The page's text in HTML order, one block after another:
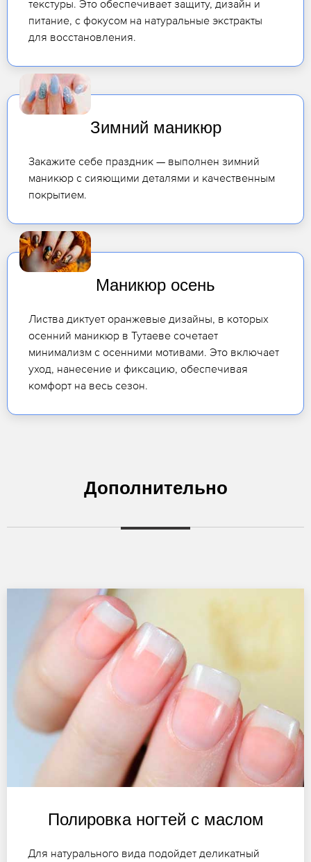
текстуры. Это обеспечивает защиту, дизайн и
питание, с фокусом на натуральные экстракты
для восстановления.
Зимний маникюр
Закажите себе праздник — выполнен зимний
маникюр с сияющими деталями и качественным
покрытием.
Маникюр осень
Листва диктует оранжевые дизайны, в которых
осенний маникюр в Тутаеве сочетает
минимализм с осенними мотивами. Это включает
уход, нанесение и фиксацию, обеспечивая
комфорт на весь сезон.
Дополнительно
Полировка ногтей с маслом
Для натурального вида подойдет деликатный